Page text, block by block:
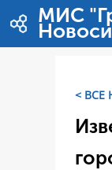
Saut au contenu
МИС
< ВСЕ